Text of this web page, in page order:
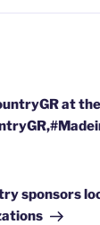
at
sponsors